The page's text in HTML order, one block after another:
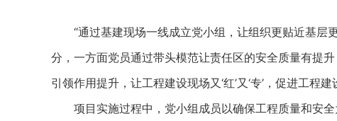
“通过基建现场一线成立党小组，让组织更贴近基层
分，一方面党员通过带头模范让责任区的安全质量有提
引领作用提升，让工程建设现场又‘红’又‘专’，促进工程
项目实施过程中，党小组成员以确保工程质量和安全